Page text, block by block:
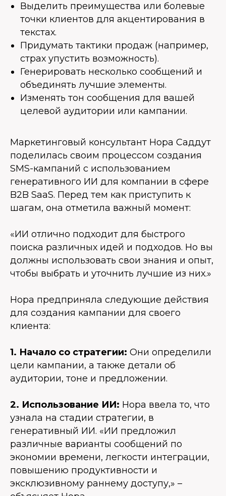
Выделить преимущества или болевые
точки клиентов для акцентирования в
текстах.
Придумать тактики продаж (например,
страх упустить возможность).
Генерировать несколько сообщений и
объединять лучшие элементы.
Изменять тон сообщения для вашей
целевой аудитории или кампании.
Маркетинговый консультант Нора Саддут
поделилась своим процессом создания
SMS-кампаний с использованием
генеративного ИИ для компании в сфере
B2B SaaS. Перед тем как приступить к
шагам, она отметила важный момент:
«ИИ отлично подходит для быстрого
поиска различных идей и подходов. Но вы
должны использовать свои знания и опыт,
чтобы выбрать и уточнить лучшие из них.»
Нора предприняла следующие действия
для создания кампании для своего
клиента:
1. Начало со стратегии: Они определили
цели кампании, а также детали об
аудитории, тоне и предложении.
2. Использование ИИ: Нора ввела то, что
узнала на стадии стратегии, в
генеративный ИИ. «ИИ предложил
различные варианты сообщений по
экономии времени, легкости интеграции,
повышению продуктивности и
эксклюзивному раннему доступу,» –